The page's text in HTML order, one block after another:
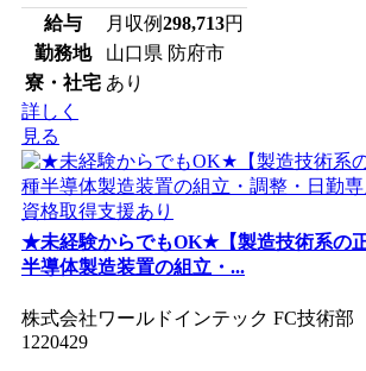
給与
月収例298,713円
勤務地
山口県 防府市
寮・社宅 あり
詳しく
見る
★未経験からでもOK★【製造技術系の
半導体製造装置の組立・...
株式会社ワールドインテック FC技術部
1220429